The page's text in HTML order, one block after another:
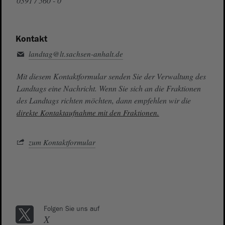
Kontakt
landtag@lt.sachsen-anhalt.de
Mit diesem Kontaktformular senden Sie der Verwaltung des
Landtags eine Nachricht. Wenn Sie sich an die Fraktionen
des Landtags richten möchten, dann empfehlen wir die
direkte Kontaktaufnahme mit den Fraktionen.
zum Kontaktformular
Folgen Sie uns auf
X